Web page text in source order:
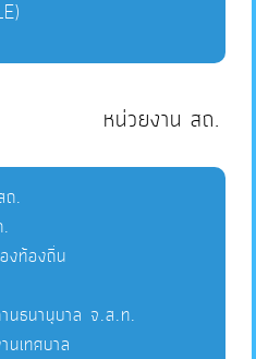
หน่วยงาน สถ.
ถ.
งท้องถิ่น
นธนานุบาล จ.ส.ท.
เทศบาล